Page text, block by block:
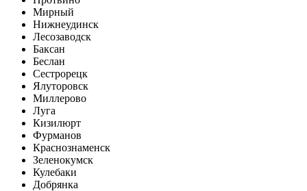
Мирный
Нижнеудинск
Лесозаводск
Баксан
Беслан
Сестрорецк
Ялуторовск
Миллерово
Луга
Кизилюрт
Фурманов
Краснознаменск
Зеленокумск
Кулебаки
Добрянка